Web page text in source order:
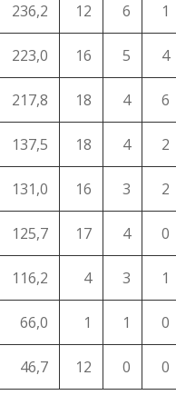
236,2 12 6 1
223,0 16 5 4
217,8 18 4 6
137,5 18 4 2
131,0 16 3 2
125,7 17 4 0
116,2 4 3 1
66,0 1 1 0
46,7 12 0 0